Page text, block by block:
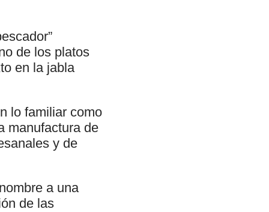
de los platos
en la jabla
lo familiar como
manufactura de
y de
a una
de las